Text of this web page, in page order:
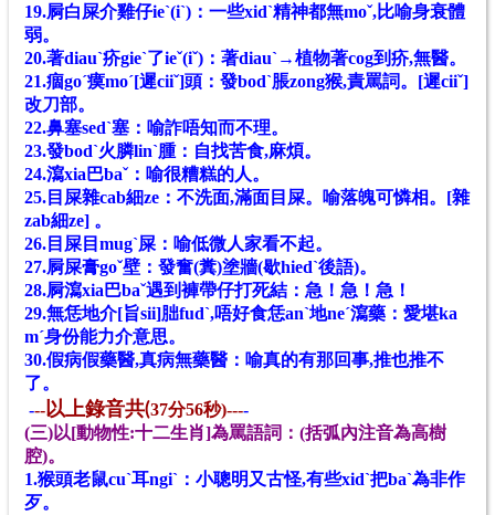
19.屙白屎介雞仔ieˋ(iˋ)：一些xidˋ精神都無moˇ,比喻身衰體
弱。
20.著diauˋ疥gieˋ了ieˇ(iˇ)：著diauˋ→植物著cog到疥,無醫。
21.痼goˊ瘼moˊ[遲ciiˇ]頭：發bodˋ脹zong猴,責罵詞。[遲ciiˇ]
改刀部。
22.鼻塞sedˋ塞：喻詐唔知而不理。
23.發bodˋ火膦linˋ腫：自找苦食,麻煩。
24.瀉xia巴baˇ：喻很糟糕的人。
25.目屎雜cab細ze：不洗面,滿面目屎。喻落魄可憐相。[雜
zab細ze] 。
26.目屎目mugˋ屎：喻低微人家看不起。
27.屙屎膏goˇ壁：發奮(糞)塗牆(歇hiedˋ後語)。
28.屙瀉xia巴baˇ遇到褲帶仔打死結：急！急！急！
29.無恁地介[旨sii]胐fudˋ,唔好食恁anˋ地neˊ瀉藥：愛堪ka
mˊ身份能力介意思。
30.假病假藥醫,真病無藥醫：喻真的有那回事,推也推不
了。
---以上錄音共(37分56秒)----
(三)以[動物性:十二生肖]為罵語詞：(括弧內注音為高樹
腔)。
1.猴頭老鼠cuˋ耳ngiˋ：小聰明又古怪,有些xidˋ把baˋ為非作
歹。